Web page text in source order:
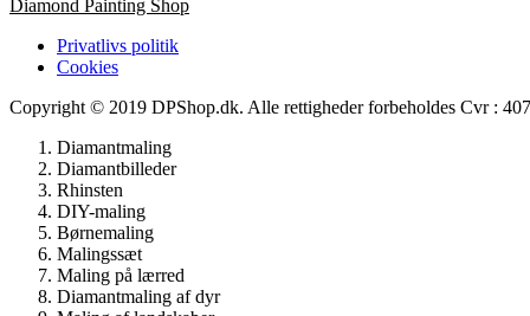
Diamond Painting Shop
Privatlivs politik
Cookies
Copyright © 2019 DPShop.dk. Alle rettigheder forbeholdes Cvr :
Diamantmaling
Diamantbilleder
Rhinsten
DIY-maling
Børnemaling
Malingssæt
Maling på lærred
Diamantmaling af dyr